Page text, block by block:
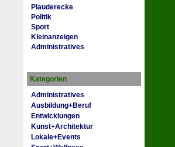
Plauderecke
Politik
Sport
Kleinanzeigen
Administratives
Kategorien
Administratives
Ausbildung+Beruf
Entwicklungen
Kunst+Architektur
Lokale+Events